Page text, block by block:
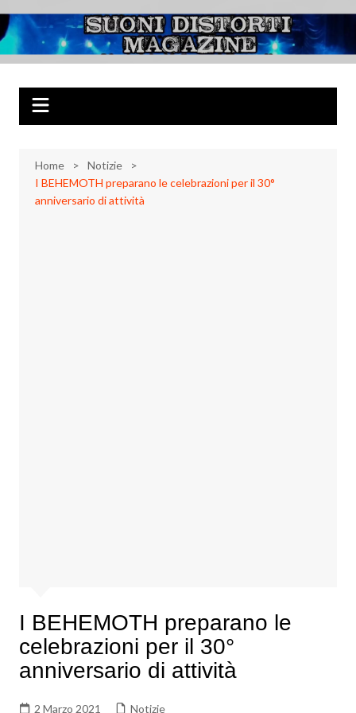
al
contenuto
Suoni Distorti
Magazine
Musica Rock, Metal, Punk e varie sonorità alternative
Home
Notizie
I BEHEMOTH preparano le celebrazioni per il 30°
anniversario di attività
I BEHEMOTH preparano le
celebrazioni per il 30°
anniversario di attività
2 Marzo 2021 Notizie